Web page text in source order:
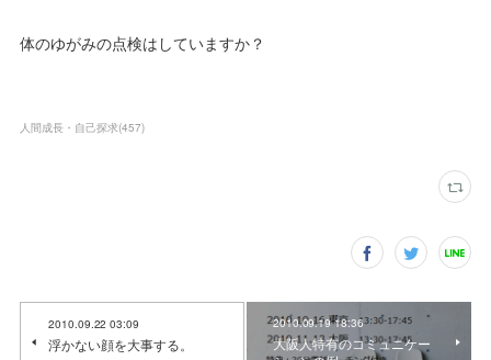
体のゆがみの点検はしていますか？
人間成長・自己探求(457)
2010.09.22 03:09
浮かない顔を大事する。
2010.09.19 18:36
大阪人特有のコミュニケー